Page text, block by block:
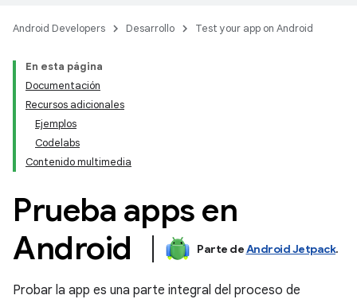
Android Developers Desarrollo Test your app on Android
En esta página
Documentación
Recursos adicionales
Ejemplos
Codelabs
Contenido multimedia
Prueba apps en
Android
Parte deAndroid Jetpack.
Probar la app es una parte integral del proceso de